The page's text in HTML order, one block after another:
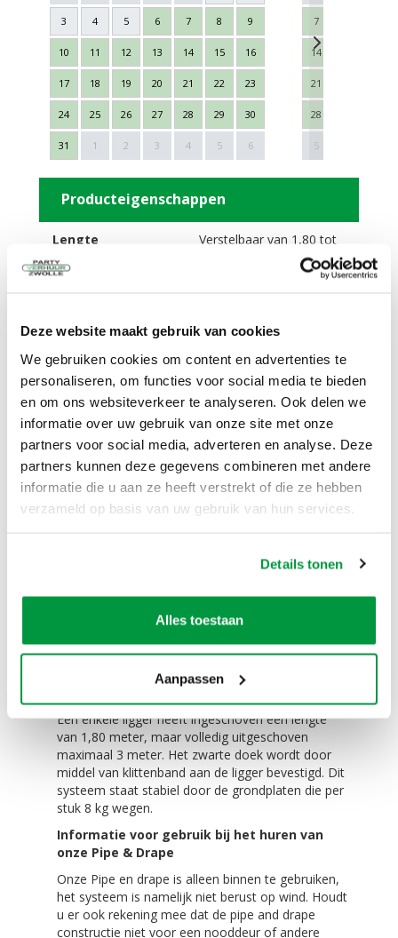
Deze website maakt gebruik van cookies
We gebruiken cookies om content en advertenties te
personaliseren, om functies voor social media te bieden
en om ons websiteverkeer te analyseren. Ook delen we
informatie over uw gebruik van onze site met onze
partners voor social media, adverteren en analyse. Deze
partners kunnen deze gegevens combineren met andere
informatie die u aan ze heeft verstrekt of die ze hebben
verzameld op basis van uw gebruik van hun services.
Details tonen
Alles toestaan
Aanpassen
3 4 5 6 7 8 9
10 11 12 13 14 15 16
17 18 19 20 21 22 23
24 25 26 27 28 29 30
31 1 2 3 4 5 6
7
14
21
28
5
Next
Producteigenschappen
Lengte
Verstelbaar van 1,80 tot
Hoogte
Verstelbaar van 1,80 tot
Op- en afbouwen
15 Minuten
Materiaal
Brandvertragende stof
Verlengbaar
Tot 27 meter
Omschrijving
Wilt u een ruimte afschermen? Onze pipe & drape
systemen zijn ideaal om een nette afscheiding te
maken op uw locatie. U kunt onze Pipe & Drape
wand aan het zicht van uw gasten te onttrekken.
stevige staanders en liggers welke samen een
stevige constructie vormen.
pipe en drape
Ons Pipe & drape systeem kan uw ruimte vanaf
1,80 meter tot en met 3 meter hoog afschermen.
Een enkele ligger heeft ingeschoven een lengte
van 1,80 meter, maar volledig uitgeschoven
maximaal 3 meter. Het zwarte doek wordt door
middel van klittenband aan de ligger bevestigd. Dit
systeem staat stabiel door de grondplaten die per
stuk 8 kg wegen.
Informatie voor gebruik bij het huren van
onze Pipe & Drape
Onze Pipe en drape is alleen binnen te gebruiken,
het systeem is namelijk niet berust op wind. Houdt
u er ook rekening mee dat de pipe and drape
constructie niet voor een nooddeur of andere